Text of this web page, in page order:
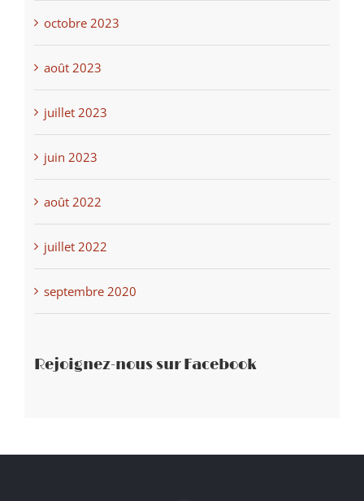
octobre 2023
août 2023
juillet 2023
juin 2023
août 2022
juillet 2022
septembre 2020
Rejoignez-nous sur Facebook